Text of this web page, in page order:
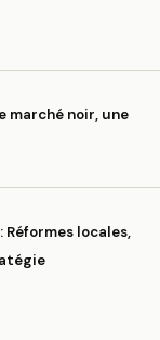
marché noir, une
locales,